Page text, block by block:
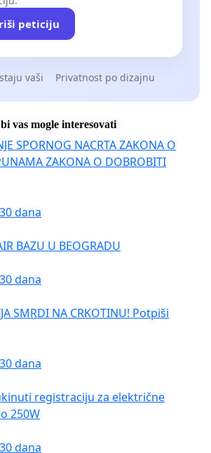
peticiju
vaši Privatnost po dizajnu
vas mogle interesovati
SPORNOG NACRTA ZAKONA O
ZAKONA O DOBROBITI
dana
BAZU U BEOGRADU
dana
SMRDI NA CRKOTINU! Potpiši
dana
registraciju za električne
250W
dana